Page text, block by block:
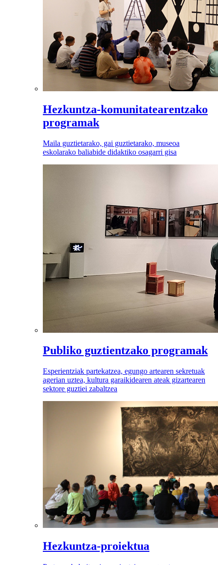
Hezkuntza-komunitatearentzako
programak
Maila guztietarako, gai guztietarako, museoa
eskolarako baliabide didaktiko osagarri gisa
Publiko guztientzako programak
Esperientziak partekatzea, egungo artearen sekretuak
agerian uztea, kultura garaikidearen ateak gizartearen
sektore guztiei zabaltzea
Hezkuntza-proiektua